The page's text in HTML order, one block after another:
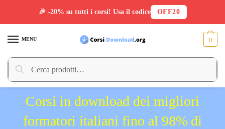
MENU
Cerca:
Cerca
0
Corsi in download dei migliori
formatori italiani fino al 98% di
🎉 -20% su tutti i corsi! Usa il codice OFF20